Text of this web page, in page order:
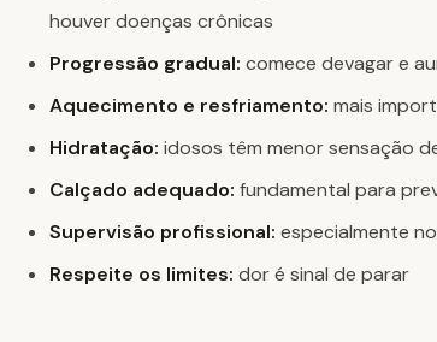
houver doenças crônicas
Progressão gradual: comece devagar e
Aquecimento e resfriamento: mais
Hidratação: idosos têm menor sensação
Calçado adequado: fundamental para
Supervisão profissional: especialmente
Respeite os limites: dor é sinal de parar